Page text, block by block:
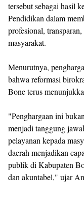
tersebut sebagai hasil
Pendidikan dalam
profesional,
masyarakat.
Menurutnya,
bahwa reformasi
Bone terus
"Penghargaan ini
menjadi tanggung
pelayanan kepada
daerah menjadikan
publik di Kabupaten
dan akuntabel," ujar